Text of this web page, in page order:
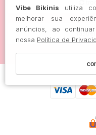
Vibe Bikinis utiliza
melhorar sua
anúncios, ao
nossa Política de